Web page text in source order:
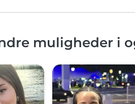
muligheder i